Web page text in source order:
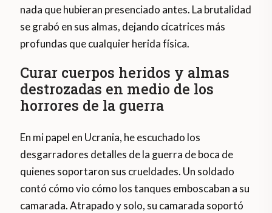
nada que hubieran presenciado antes. La brutalidad
se grabó en sus almas, dejando cicatrices más
profundas que cualquier herida física.
Curar cuerpos heridos y almas
destrozadas en medio de los
horrores de la guerra
En mi papel en Ucrania, he escuchado los
desgarradores detalles de la guerra de boca de
quienes soportaron sus crueldades. Un soldado
contó cómo vio cómo los tanques emboscaban a su
camarada. Atrapado y solo, su camarada soportó